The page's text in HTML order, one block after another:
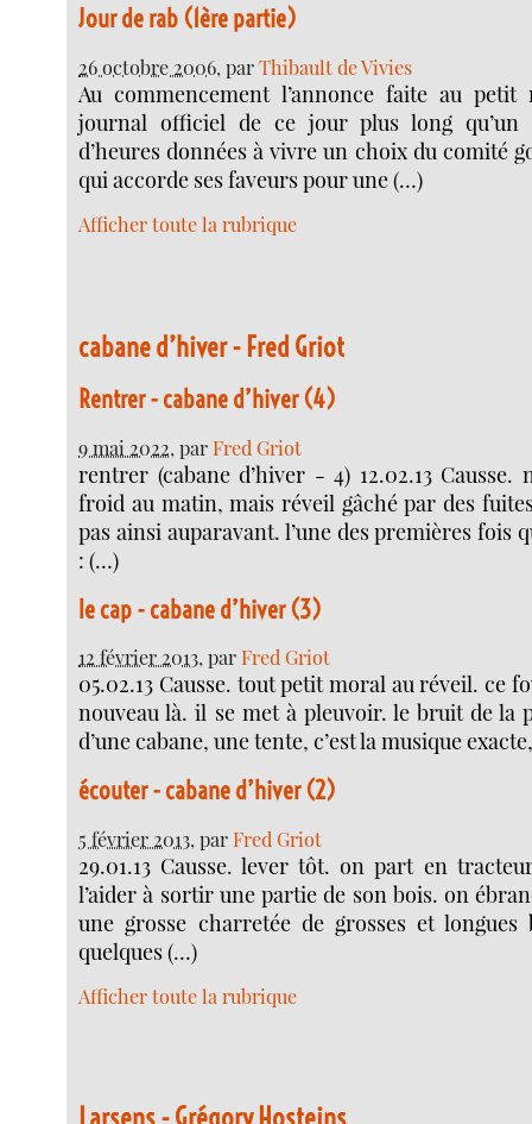
Jour de rab (1ère partie)
26 octobre 2006, parThibault de Vivies
Au commencement l’annonce faite au
journal officiel de ce jour plus long qu’un
d’heures données à vivre un choix du comité
qui accorde ses faveurs pour une (…)
Afficher toute la rubrique
cabane d’hiver - Fred Griot
Rentrer - cabane d’hiver (4)
9 mai 2022, parFred Griot
rentrer (cabane d’hiver - 4) 12.02.13 Causse.
froid au matin, mais réveil gâché par des
pas ainsi auparavant. l’une des premières fois
: (…)
le cap - cabane d’hiver (3)
12 février 2013, parFred Griot
05.02.13 Causse. tout petit moral au réveil. ce
nouveau là. il se met à pleuvoir. le bruit de la
d’une cabane, une tente, c’est la musique
écouter - cabane d’hiver (2)
5 février 2013, parFred Griot
29.01.13 Causse. lever tôt. on part en
l’aider à sortir une partie de son bois. on
une grosse charretée de grosses et
quelques (…)
Afficher toute la rubrique